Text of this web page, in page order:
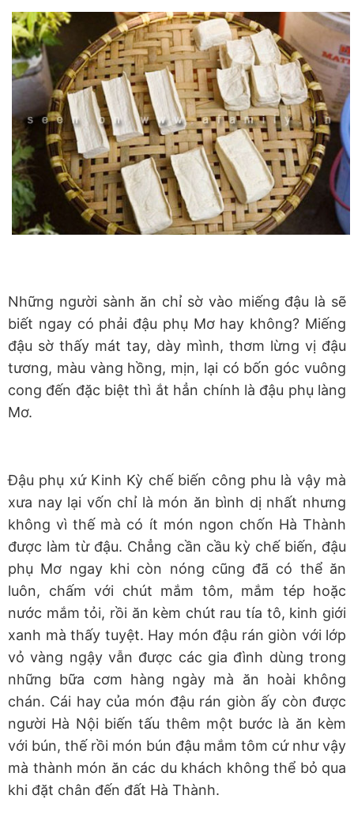
Những người sành ăn chỉ sờ vào miếng đậu là sẽ
biết ngay có phải đậu phụ Mơ hay không? Miếng
đậu sờ thấy mát tay, dày mình, thơm lừng vị đậu
tương, màu vàng hồng, mịn, lại có bốn góc vuông
cong đến đặc biệt thì ắt hẳn chính là đậu phụ làng
Mơ.
Đậu phụ xứ Kinh Kỳ chế biến công phu là vậy mà
xưa nay lại vốn chỉ là món ăn bình dị nhất nhưng
không vì thế mà có ít món ngon chốn Hà Thành
được làm từ đậu. Chẳng cần cầu kỳ chế biến, đậu
phụ Mơ ngay khi còn nóng cũng đã có thể ăn
luôn, chấm với chút mắm tôm, mắm tép hoặc
nước mắm tỏi, rồi ăn kèm chút rau tía tô, kinh giới
xanh mà thấy tuyệt. Hay món đậu rán giòn với lớp
vỏ vàng ngậy vẫn được các gia đình dùng trong
những bữa cơm hàng ngày mà ăn hoài không
chán. Cái hay của món đậu rán giòn ấy còn được
người Hà Nội biến tấu thêm một bước là ăn kèm
với bún, thế rồi món bún đậu mắm tôm cứ như vậy
mà thành món ăn các du khách không thể bỏ qua
khi đặt chân đến đất Hà Thành.